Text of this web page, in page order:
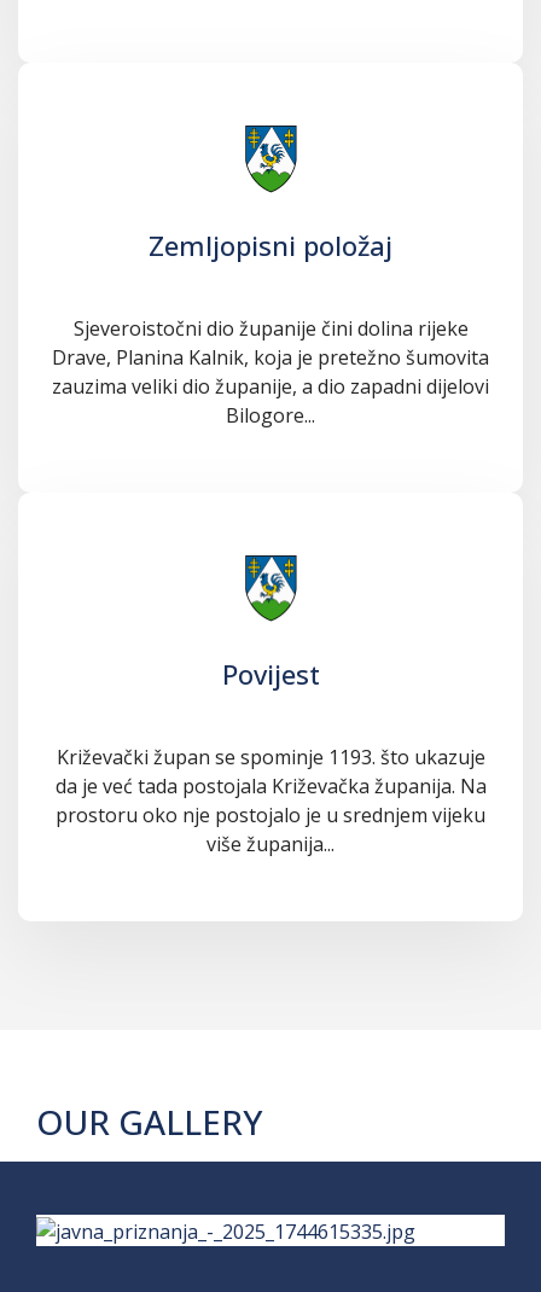
Zemljopisni položaj
Sjeveroistočni dio županije čini dolina rijeke
Drave, Planina Kalnik, koja je pretežno šumovita
zauzima veliki dio županije, a dio zapadni dijelovi
Bilogore...
Povijest
Križevački župan se spominje 1193. što ukazuje
da je već tada postojala Križevačka županija. Na
prostoru oko nje postojalo je u srednjem vijeku
više županija...
OUR GALLERY